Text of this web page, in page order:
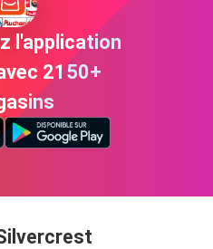
l'application
2150+